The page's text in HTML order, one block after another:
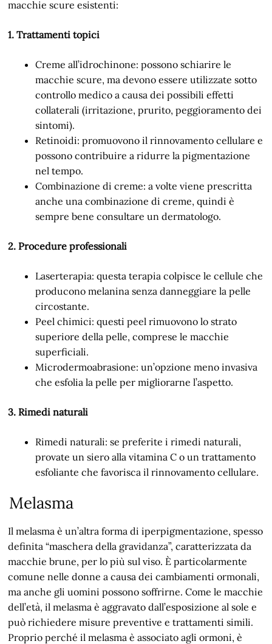
macchie scure esistenti:
1. Trattamenti topici
Creme all’idrochinone: possono schiarire le
macchie scure, ma devono essere utilizzate sotto
controllo medico a causa dei possibili effetti
collaterali (irritazione, prurito, peggioramento dei
sintomi).
Retinoidi: promuovono il rinnovamento cellulare e
possono contribuire a ridurre la pigmentazione
nel tempo.
Combinazione di creme: a volte viene prescritta
anche una combinazione di creme, quindi è
sempre bene consultare un dermatologo.
2. Procedure professionali
Laserterapia: questa terapia colpisce le cellule che
producono melanina senza danneggiare la pelle
circostante.
Peel chimici: questi peel rimuovono lo strato
superiore della pelle, comprese le macchie
superficiali.
Microdermoabrasione: un’opzione meno invasiva
che esfolia la pelle per migliorarne l’aspetto.
3. Rimedi naturali
Rimedi naturali: se preferite i rimedi naturali,
provate un siero alla vitamina C o un trattamento
esfoliante che favorisca il rinnovamento cellulare.
Melasma
Il melasma è un’altra forma di iperpigmentazione, spesso
definita “maschera della gravidanza”, caratterizzata da
macchie brune, per lo più sul viso. È particolarmente
comune nelle donne a causa dei cambiamenti ormonali,
ma anche gli uomini possono soffrirne. Come le macchie
dell’età, il melasma è aggravato dall’esposizione al sole e
può richiedere misure preventive e trattamenti simili.
Proprio perché il melasma è associato agli ormoni, è